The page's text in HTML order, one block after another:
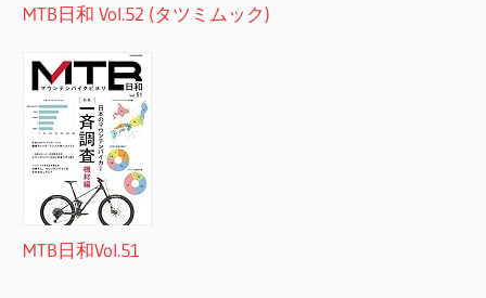
MTB日和 Vol.52 (タツミムック)
MTB日和Vol.51